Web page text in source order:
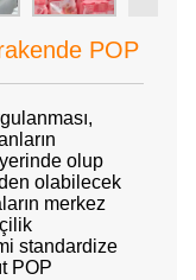
POP
olup
olabilecek
merkez
standardize
POP